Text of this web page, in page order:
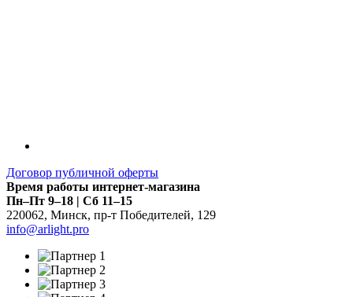
Договор публичной оферты
Время работы интернет-магазина
Пн–Пт 9–18 | Сб 11–15
220062, Минск, пр-т Победителей, 129
info@arlight.pro